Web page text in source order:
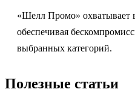
«Шелл Промо» охватывает
обеспечивая
выбранных категорий.
Полезные статьи